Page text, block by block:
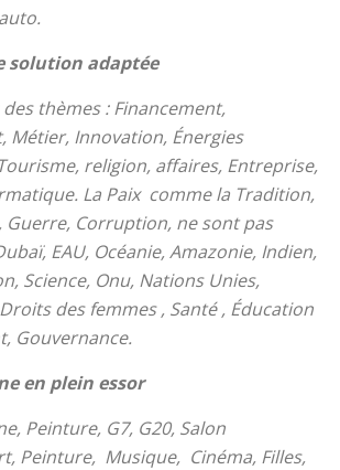
solution adaptée
thèmes : Financement,
Métier, Innovation, Énergies
religion, affaires, Entreprise,
La Paix comme la Tradition,
Guerre, Corruption, ne sont pas
EAU, Océanie, Amazonie, Indien,
Science, Onu, Nations Unies,
des femmes , Santé , Éducation
Gouvernance.
en plein essor
Peinture, G7, G20, Salon
Peinture, Musique, Cinéma, Filles,